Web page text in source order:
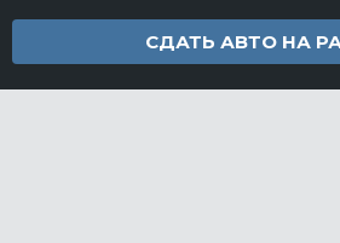
СДАТЬ АВТО НА